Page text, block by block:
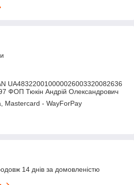
UA483220010000026003320082636
ФОП Тюкін Андрій Олександрович
Mastercard - WayForPay
14 днів за домовленістю